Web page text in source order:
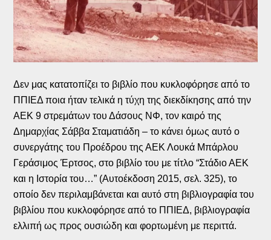
Δεν μας κατατοπίζει το βιβλίο που κυκλοφόρησε από το
ΠΠΙΕΔ ποια ήταν τελικά η τύχη της διεκδίκησης από την
ΑΕΚ 9 στρεμάτων του Δάσους ΝΦ, τον καιρό της
Δημαρχίας Σάββα Σταματιάδη – το κάνει όμως αυτό ο
συνεργάτης του Προέδρου της ΑΕΚ Λουκά Μπάρλου
Γεράσιμος Έρτσος, στο βιβλίο του με τίτλο “Στάδιο ΑΕΚ
και η Ιστορία του…” (Αυτοέκδοση 2015, σελ. 325), το
οποίο δεν περιλαμβάνεται και αυτό στη βιβλιογραφία του
βιβλίου που κυκλοφόρησε από το ΠΠΙΕΔ, βιβλιογραφία
ελλιπή ως προς ουσιώδη και φορτωμένη με περιττά.